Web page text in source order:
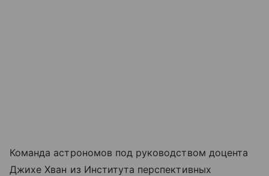
Команда астрономов под руководством доцента
Джихе Хван из Института перспективных